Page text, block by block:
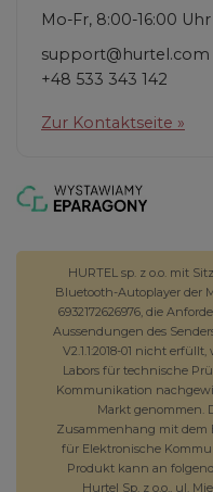
Mo-Fr, 8:00-16:00 Uhr
support@hurtel.com
+48 533 343 142
Zur Kontaktseite »
HURTEL sp. z o.o. mit
Bluetooth-Autoplayer der
6932172626976, die
Aussendungen des
V2.1.1:2018-01 nicht
Labors für technische
Kommunikation
Markt genommen.
Zusammenhang mit dem
für Elektronische
Produkt kann an
Hurtel Sp. z o.o., ul.